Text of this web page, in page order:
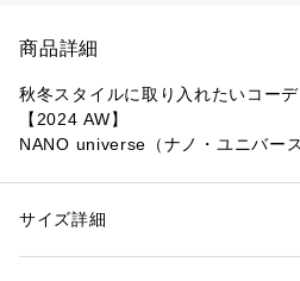
商品詳細
秋冬スタイルに取り入れたいコー
【2024 AW】
NANO universe（ナノ・ユニバース
を持たせたシルエットで、ブルゾ
性別：メンズ
素材：コットン 99% ポリウレタン 1%
サイズ詳細